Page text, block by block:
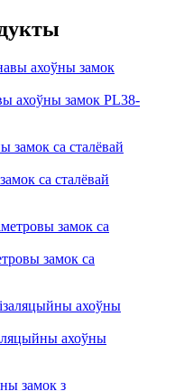
ахоўны замок PL38-
са сталёвай
замок са
ахоўны